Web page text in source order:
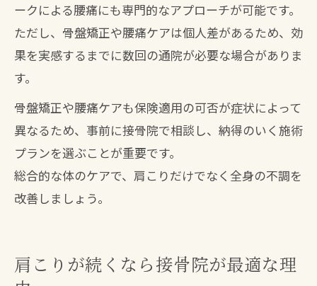
ークによる腰痛にも専門的なアプローチが可能です。
ただし、骨盤矯正や腰痛ケアは個人差があるため、効
果を実感するまでに数回の通院が必要な場合がありま
す。
骨盤矯正や腰痛ケアも保険適用の可否が症状によって
異なるため、事前に接骨院で相談し、納得のいく施術
プランを選ぶことが重要です。
総合的な体のケアで、肩こりだけでなく全身の不調を
改善しましょう。
肩こりが続くなら接骨院が最適な理